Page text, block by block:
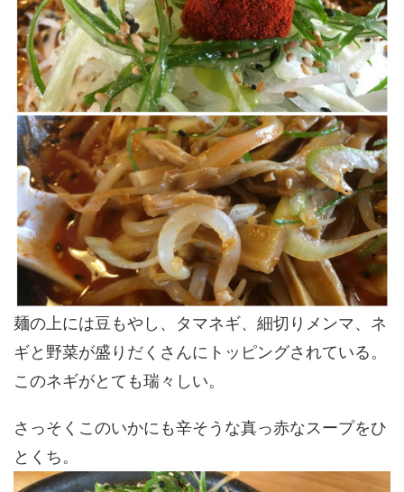
麺の上には豆もやし、タマネギ、細切りメンマ、ネ
ギと野菜が盛りだくさんにトッピングされている。
このネギがとても瑞々しい。
さっそくこのいかにも辛そうな真っ赤なスープをひ
とくち。